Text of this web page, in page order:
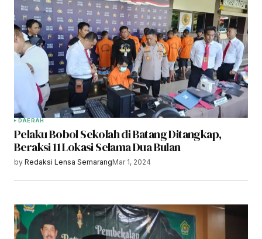
DAERAH
Pelaku Bobol Sekolah di Batang Ditangkap,
Beraksi 11 Lokasi Selama Dua Bulan
by Redaksi Lensa SemarangMar 1, 2024